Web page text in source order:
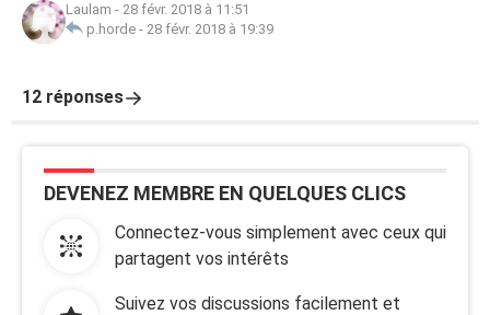
Laulam - 28 févr. 2018 à 11:51
p.horde - 28 févr. 2018 à 19:39
12 réponses
DEVENEZ MEMBRE EN QUELQUES CLICS
Connectez-vous simplement avec ceux qui
partagent vos intérêts
Suivez vos discussions facilement et